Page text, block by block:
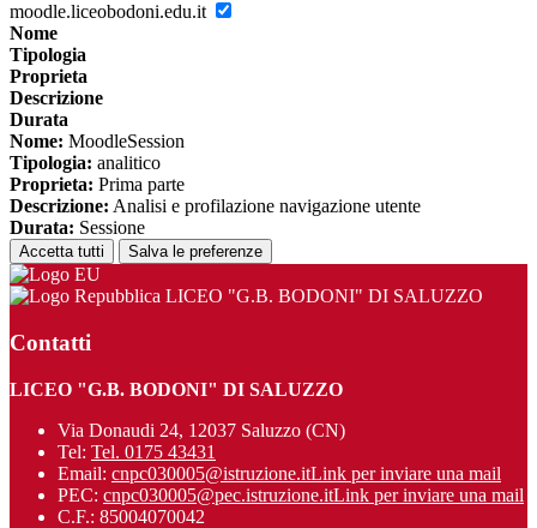
moodle.liceobodoni.edu.it
Nome
Tipologia
Proprieta
Descrizione
Durata
Nome: MoodleSession
Tipologia: analitico
Proprieta: Prima parte
Descrizione: Analisi e profilazione navigazione utente
Durata: Sessione
Accetta tutti Salva le preferenze
LICEO "G.B. BODONI" DI SALUZZO
Contatti
LICEO "G.B. BODONI" DI SALUZZO
Via Donaudi 24, 12037 Saluzzo (CN)
Tel: Tel. 0175 43431
Email: cnpc030005@istruzione.itLink per inviare una mail
PEC: cnpc030005@pec.istruzione.itLink per inviare una mail
C.F.: 85004070042